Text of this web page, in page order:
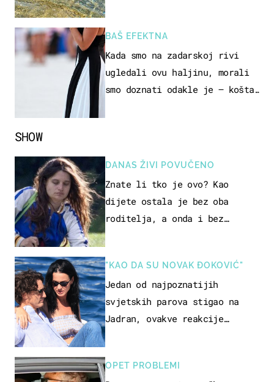
SHOW
DANAS ŽIVI POVUČENO
Znate li tko je ovo? Kao
dijete ostala je bez oba
roditelja, a onda i bez
"KAO DA SU NOVAK ĐOKOVIĆ"
Jedan od najpoznatijih
svjetskih parova stigao na
Jadran, ovakve reakcije
OPET PROBLEMI
BAŠ EFEKTNA
Kada smo na zadarskoj rivi
ugledali ovu haljinu, morali
smo doznati odakle je – košta